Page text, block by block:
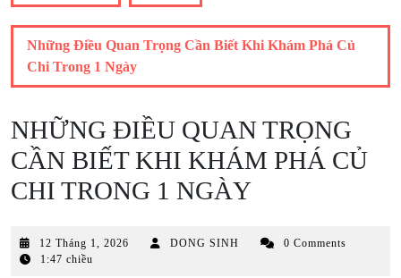
Những Điều Quan Trọng Cần Biết Khi Khám Phá Củ
Chi Trong 1 Ngày
NHỮNG ĐIỀU QUAN TRỌNG
CẦN BIẾT KHI KHÁM PHÁ CỦ
CHI TRONG 1 NGÀY
12 Tháng 1, 2026 DONG SINH
0 Comments
1:47 chiều